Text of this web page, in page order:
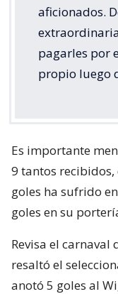
aficionados.
pagarles por
propio luego
Es importante
9 tantos
goles ha sufrido
goles en su
Revisa el
resaltó el
anotó 5 goles al